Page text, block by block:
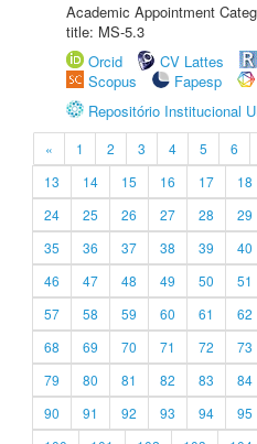
Academic Appointment
title: MS-5.3
Orcid
CV Lattes
Scopus
Fapesp
Repositório Institucional
« 1 2 3 4 5 6
13
14 15 16 17 18
24
25 26 27 28 29
35
36 37 38 39 40
46
47 48 49 50 51
57
58 59 60 61 62
68
69 70 71 72 73
79
80 81 82 83 84
90
91 92 93 94 95